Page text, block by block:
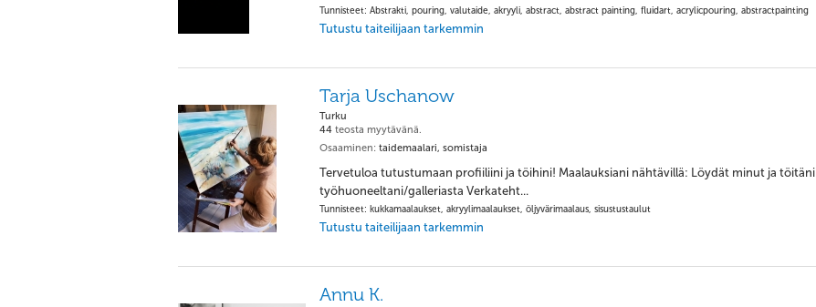
Tunnisteet: Abstrakti, pouring, valutaide, akryyli, abstract, abstract painting, fluidart, acrylicpouring, abstractpainting
Tutustu taiteilijaan tarkemmin
Tarja Uschanow
Turku
44 teosta myytävänä.
Osaaminen: taidemaalari, somistaja
Tervetuloa tutustumaan profiiliini ja töihini! Maalauksiani nähtävillä: Löydät minut ja töitäni
työhuoneeltani/galleriasta Verkateht...
Tunnisteet: kukkamaalaukset, akryylimaalaukset, öljyvärimaalaus, sisustustaulut
Tutustu taiteilijaan tarkemmin
Annu K.